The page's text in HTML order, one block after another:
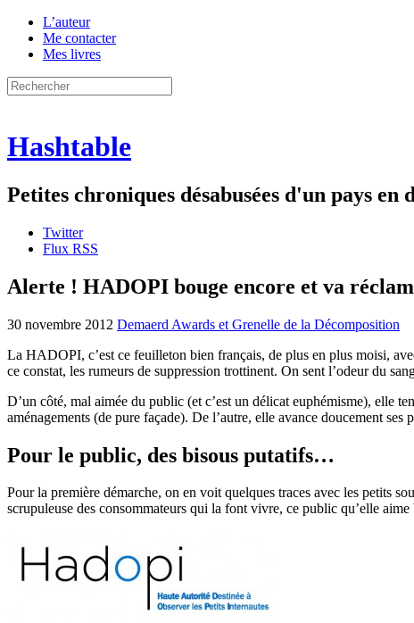
L’auteur
Me contacter
Mes livres
Hashtable
Petites chroniques désabusées d'un pays
Twitter
Flux RSS
Alerte ! HADOPI bouge encore et va
30 novembre 2012 Demaerd Awards et Grenelle de la Décomposition
La HADOPI, c’est ce feuilleton bien français, de plus en plus moisi,
ce constat, les rumeurs de suppression trottinent. On sent l’odeur du
D’un côté, mal aimée du public (et c’est un délicat euphémisme), elle
aménagements (de pure façade). De l’autre, elle avance doucement ses
Pour le public, des bisous putatifs…
Pour la première démarche, on en voit quelques traces avec les petits
scrupuleuse des consommateurs qui la font vivre, ce public qu’elle